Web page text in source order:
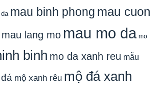
da mau binh phong mau cuon
mau lang mo mau mo da mo
binh mo da xanh reu mẫu
mộ xanh rêu mộ đá xanh